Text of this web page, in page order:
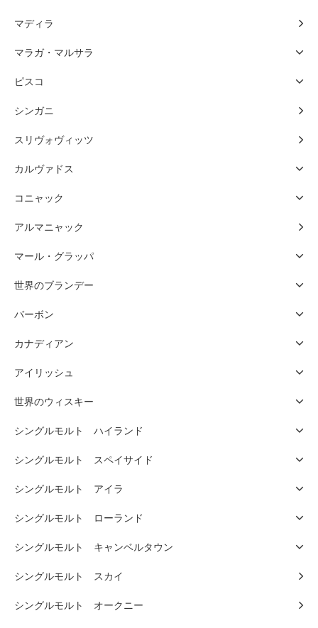
マディラ
マラガ・マルサラ
ピスコ
シンガニ
スリヴォヴィッツ
カルヴァドス
コニャック
アルマニャック
マール・グラッパ
世界のブランデー
バーボン
カナディアン
アイリッシュ
世界のウィスキー
シングルモルト ハイランド
シングルモルト スペイサイド
シングルモルト アイラ
シングルモルト ローランド
シングルモルト キャンベルタウン
シングルモルト スカイ
シングルモルト オークニー